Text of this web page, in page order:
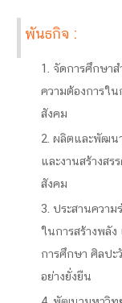
พันธกิจ :
1. จัดการศึกษา
ความต้องการ
สังคม
2. ผลิตและพัฒน
และงานสร้างส
สังคม
3. ประสานควา
ในการสร้างพลั
การศึกษา ศิลป
อย่างยั่งยืน